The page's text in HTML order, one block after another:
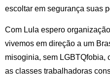
escoltar em segurança suas
Com Lula espero
vivemos em direção a um
misoginia, sem LGBTQfobia,
as classes trabalhadoras